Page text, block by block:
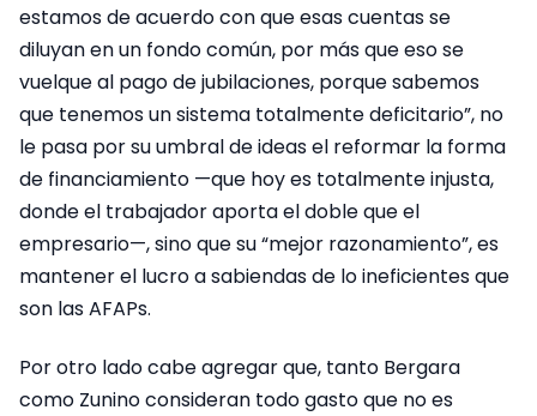
estamos de acuerdo con que esas cuentas se
diluyan en un fondo común, por más que eso se
vuelque al pago de jubilaciones, porque sabemos
que tenemos un sistema totalmente deficitario”, no
le pasa por su umbral de ideas el reformar la forma
de financiamiento —que hoy es totalmente injusta,
donde el trabajador aporta el doble que el
empresario—, sino que su “mejor razonamiento”, es
mantener el lucro a sabiendas de lo ineficientes que
son las AFAPs.
Por otro lado cabe agregar que, tanto Bergara
como Zunino consideran todo gasto que no es